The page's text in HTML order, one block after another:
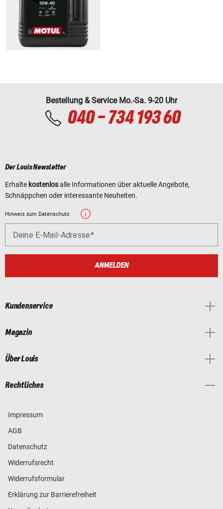
Bestellung & Service Mo.-Sa. 9-20 Uhr
040 - 734 193 60
Der Louis Newsletter
Erhalte kostenlosalle Informationen über aktuelle Angebote,
Schnäppchen oder interessante Neuheiten.
Hinweis zum Datenschutz
Deine E-Mail-Adresse
ANMELDEN
Kundenservice
Magazin
Über Louis
Rechtliches
Impressum
AGB
Datenschutz
Widerrufsrecht
Widerrufsformular
Erklärung zur Barrierefreiheit